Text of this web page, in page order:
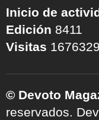
Inicio de
Edición 8411
Visitas
© Devoto
reservados.